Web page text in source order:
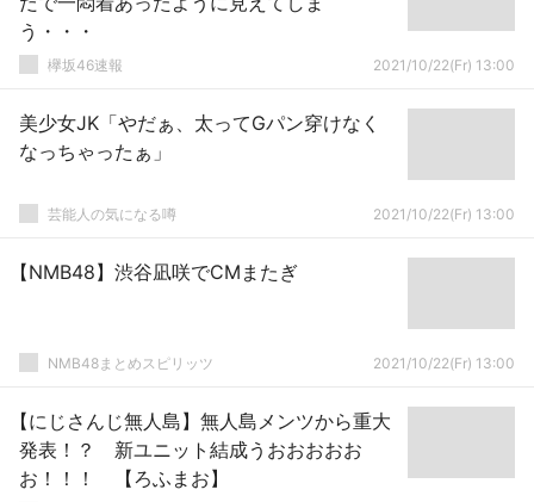
う・・・
欅坂46速報 2021/10/22(Fr) 13:00
美少女JK「やだぁ、太ってGパン穿けなく
なっちゃったぁ」
芸能人の気になる噂 2021/10/22(Fr) 13:00
【NMB48】渋谷凪咲でCMまたぎ
NMB48まとめスピリッツ 2021/10/22(Fr) 13:00
【にじさんじ無人島】無人島メンツから重大
発表！？ 新ユニット結成うおおおおお
お！！！ 【ろふまお】